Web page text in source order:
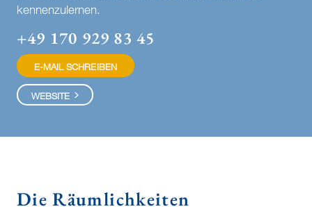
kennenzulernen.
+49 170 929 83 45
E-MAIL SCHREIBEN
WEBSITE
Die Räumlichkeiten